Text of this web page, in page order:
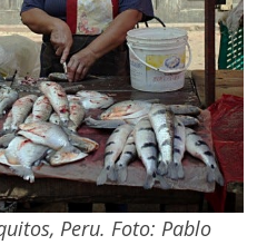
Peru. Foto: Pablo